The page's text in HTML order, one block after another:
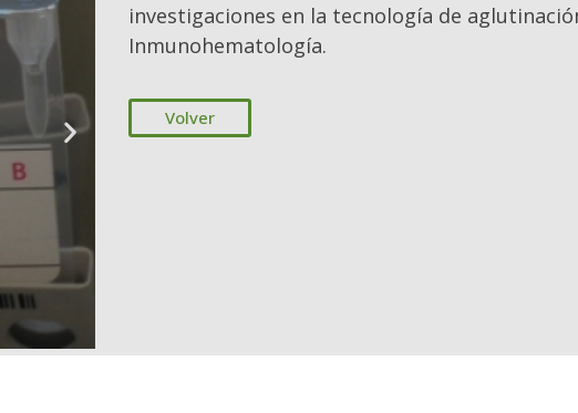
investigaciones en la tecnología de
Inmunohematología.
Volver